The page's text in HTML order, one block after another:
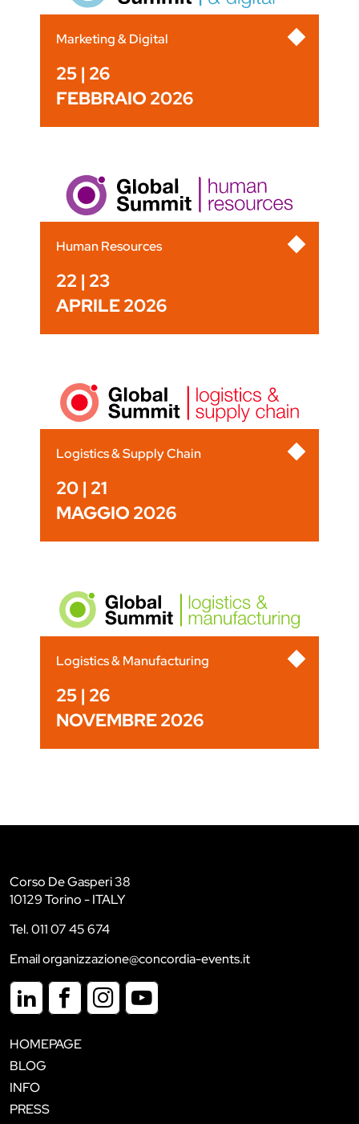
Marketing & Digital
25 | 26
FEBBRAIO 2026
Human Resources
22 | 23
APRILE 2026
Logistics & Supply Chain
20 | 21
MAGGIO 2026
Logistics & Manufacturing
25 | 26
NOVEMBRE 2026
Corso De Gasperi 38
10129 Torino - ITALY
Tel. 011 07 45 674
Email organizzazione@concordia-events.it
HOMEPAGE
BLOG
INFO
PRESS